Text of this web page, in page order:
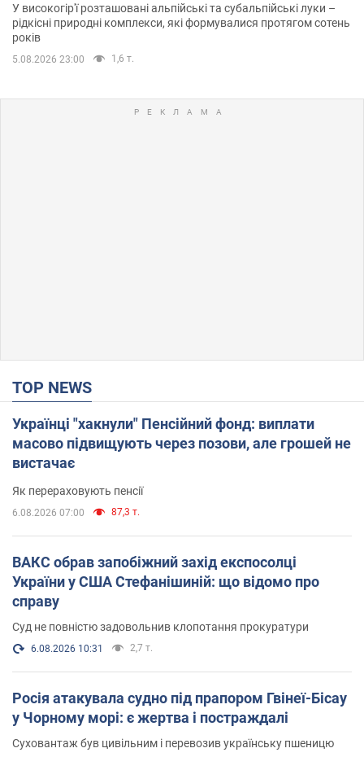
У високогір'ї розташовані альпійські та субальпійські луки –
рідкісні природні комплекси, які формувалися протягом сотень
років
5.08.2026 23:00 1,6 т.
TOP NEWS
Українці "хакнули" Пенсійний фонд: виплати
масово підвищують через позови, але грошей не
вистачає
Як перераховують пенсії
6.08.2026 07:00 87,3 т.
ВАКС обрав запобіжний захід експосолці
України у США Стефанішиній: що відомо про
справу
Суд не повністю задовольнив клопотання прокуратури
6.08.2026 10:31 2,7 т.
Росія атакувала судно під прапором Гвінеї-Бісау
у Чорному морі: є жертва і постраждалі
Суховантаж був цивільним і перевозив українську пшеницю